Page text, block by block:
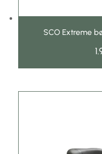
SCO Extreme